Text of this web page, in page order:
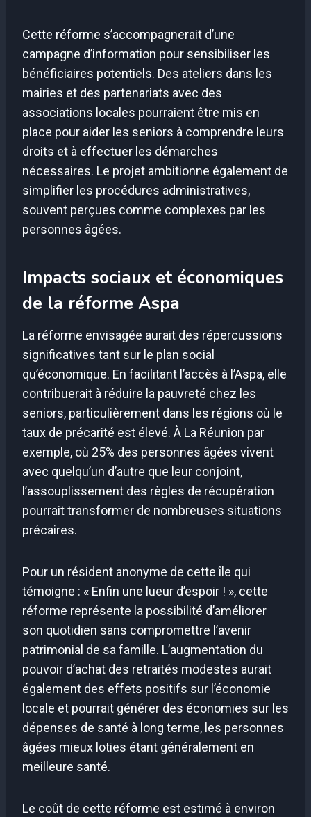
Cette réforme s’accompagnerait d’une
campagne d’information pour sensibiliser les
bénéficiaires potentiels. Des ateliers dans les
mairies et des partenariats avec des
associations locales pourraient être mis en
place pour aider les seniors à comprendre leurs
droits et à effectuer les démarches
nécessaires. Le projet ambitionne également de
simplifier les procédures administratives,
souvent perçues comme complexes par les
personnes âgées.
Impacts sociaux et économiques
de la réforme Aspa
La réforme envisagée aurait des répercussions
significatives tant sur le plan social
qu’économique. En facilitant l’accès à l’Aspa, elle
contribuerait à réduire la pauvreté chez les
seniors, particulièrement dans les régions où le
taux de précarité est élevé. À La Réunion par
exemple, où 25% des personnes âgées vivent
avec quelqu’un d’autre que leur conjoint,
l’assouplissement des règles de récupération
pourrait transformer de nombreuses situations
précaires.
Pour un résident anonyme de cette île qui
témoigne : « Enfin une lueur d’espoir ! », cette
réforme représente la possibilité d’améliorer
son quotidien sans compromettre l’avenir
patrimonial de sa famille. L’augmentation du
pouvoir d’achat des retraités modestes aurait
également des effets positifs sur l’économie
locale et pourrait générer des économies sur les
dépenses de santé à long terme, les personnes
âgées mieux loties étant généralement en
meilleure santé.
Le coût de cette réforme est estimé à environ